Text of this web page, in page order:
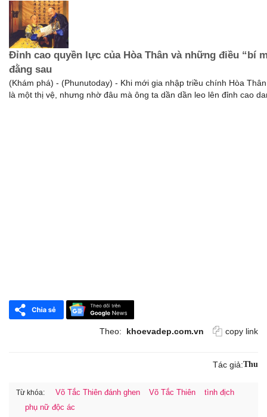
Đỉnh cao quyền lực của Hòa Thân và những điều “bí
đằng sau
(Khám phá) - (Phunutoday) - Khi mới gia nhập triều chính Hòa
là một thị vệ, nhưng nhờ đâu mà ông ta dần dần leo lên đỉnh cao
Theo: khoevadep.com.vn copy link
Tác giả:Thu
Từ khóa: Võ Tắc Thiên đánh ghen Võ Tắc Thiên
tình địch
phụ nữ độc ác